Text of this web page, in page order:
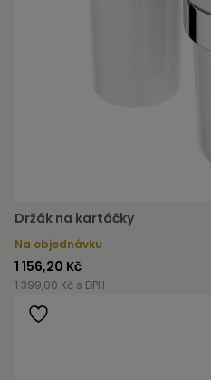
Držák na kartáčky
Na objednávku
1 156,20 Kč
1 399,00 Kč s DPH